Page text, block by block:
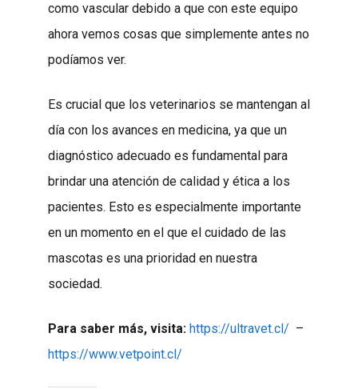
como vascular debido a que con este equipo
ahora vemos cosas que simplemente antes no
podíamos ver.
Es crucial que los veterinarios se mantengan al
día con los avances en medicina, ya que un
diagnóstico adecuado es fundamental para
brindar una atención de calidad y ética a los
pacientes. Esto es especialmente importante
en un momento en el que el cuidado de las
mascotas es una prioridad en nuestra
sociedad.
Para saber más, visita: https://ultravet.cl/ –
https://www.vetpoint.cl/